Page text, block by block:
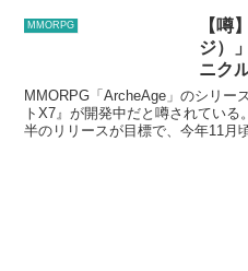
MMORPG
【噂
ジ）
ニク
MMORPG「ArcheAge」のシリー
トX7』が開発中だと噂されてい
半のリリースが目標で、今年11月